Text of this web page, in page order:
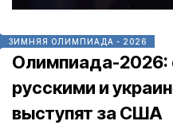
ЗИМНЯЯ ОЛИМПИАДА - 2026
Олимпиада-2026:
русскими и
выступят за США